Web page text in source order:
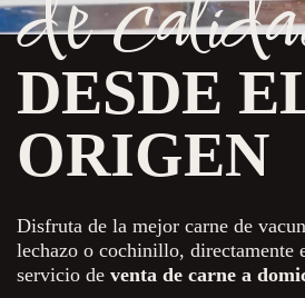
DESDE
ORIGEN
Disfruta de la mejor carne de
lechazo o cochinillo, directamente
servicio de venta de carne a